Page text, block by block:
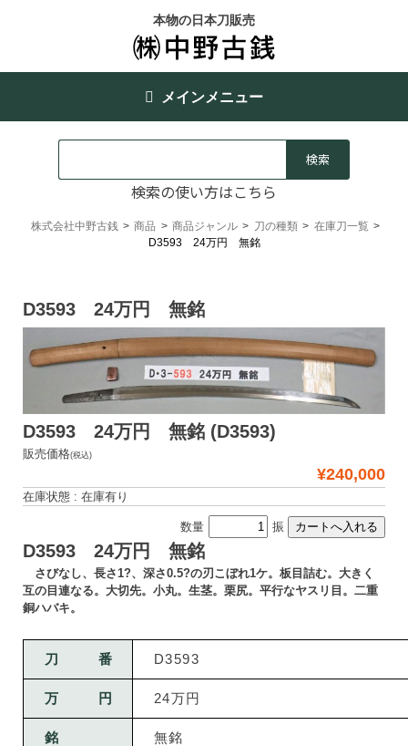
本物の日本刀販売
メインメニュー
検索の使い方はこちら
株式会社中野古銭 > 商品 > 商品ジャンル > 刀の種類 > 在庫刀一覧 >
D3593 24万円 無銘
D3593 24万円 無銘
D3593 24万円 無銘 (D3593)
販売価格(税込)
¥240,000
在庫状態 : 在庫有り
数量 振
D3593 24万円 無銘
さびなし、長さ1?、深さ0.5?の刃こぼれ1ケ。板目詰む。大きく
互の目連なる。大切先。小丸。生茎。栗尻。平行なヤスリ目。二重
銅ハバキ。
刀番 D3593
万円 24万円
銘 無銘